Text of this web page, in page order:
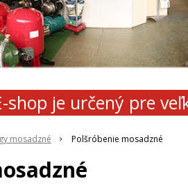
shop je určený pre
mosadzné Polšróbenie mosadzné